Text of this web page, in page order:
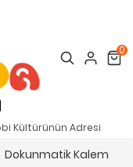
Search Cart
0
Kültürünün Adresi
Dokunmatik Kalem